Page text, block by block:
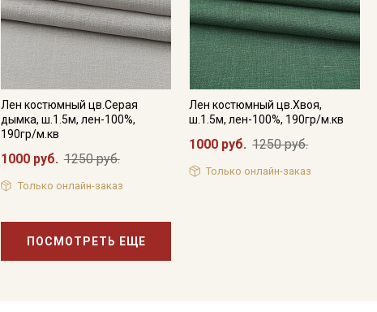
Лен костюмный цв.Серая
дымка, ш.1.5м, лен-100%,
190гр/м.кв
1000 руб. 1250 руб.
Только онлайн-заказ
Лен костюмный цв.Хвоя,
ш.1.5м, лен-100%, 190гр/м.кв
1000 руб. 1250 руб.
Только онлайн-заказ
ПОСМОТРЕТЬ ЕЩЕ